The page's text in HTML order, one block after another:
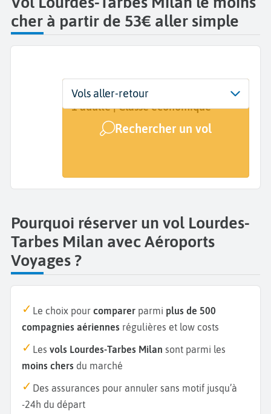
cher à partir de 53€ aller simple
Départ
Lourdes-Tarbes (LDE)
Dates
Dates de votre voyage
Voyageurs | Classe
1 adulte | Classe économique
Rechercher un vol
Vols aller-retour
Pourquoi réserver un vol Lourdes-
Tarbes Milan avec Aéroports
Voyages ?
Le choix pour comparer parmi plus de 500
compagnies aériennes régulières et low costs
Les vols Lourdes-Tarbes Milan sont parmi les
moins chers du marché
Des assurances pour annuler sans motif jusqu’à
-24h du départ